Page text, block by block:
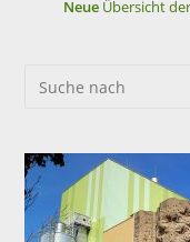
NeueÜbersicht der